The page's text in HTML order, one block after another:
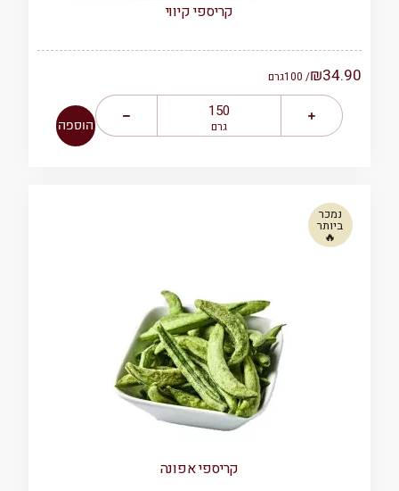
קריספי קיווי
₪34.90
/ 100 גרם
גרם הוספה
נמכר
ביותר
🔥
קריספי אפונה